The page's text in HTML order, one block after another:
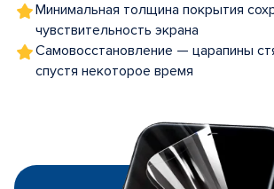
Минимальная толщина покрытия
чувствительность экрана
Самовосстановление — царапины
спустя некоторое время